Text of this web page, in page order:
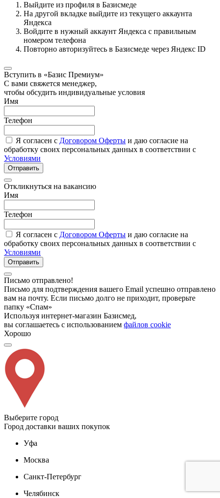
Выйдите из профиля в Базисмеде
На другой вкладке выйдите из текущего аккаунта
Яндекса
Войдите в нужный аккаунт Яндекса с правильным
номером телефона
Повторно авторизуйтесь в Базисмеде через Яндекс ID
Вступить в «Базис Премиум»
С вами свяжется менеджер,
чтобы обсудить индивидуальные условия
Имя
Телефон
Я согласен с Договором Оферты и даю согласие на
обработку своих персональных данных в соответствии с
Условиями
Отправить
Откликнуться на вакансию
Имя
Телефон
Я согласен с Договором Оферты и даю согласие на
обработку своих персональных данных в соответствии с
Условиями
Отправить
Письмо отправлено!
Письмо для подтверждения вашего Email успешно отправлено
вам на почту. Если письмо долго не приходит, проверьте
папку «Спам»
Используя интернет-магазин Базисмед,
вы соглашаетесь с использованием файлов cookie
Хорошо
Выберите город
Город доставки ваших покупок
Уфа
Москва
Санкт-Петербург
Челябинск